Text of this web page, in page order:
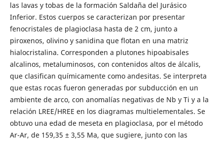
las lavas y tobas de la formación Saldaña del Jurásico
Inferior. Estos cuerpos se caracterizan por presentar
fenocristales de plagioclasa hasta de 2 cm, junto a
piroxenos, olivino y sanidina que flotan en una matriz
hialocristalina. Corresponden a plutones hipoabisales
alcalinos, metaluminosos, con contenidos altos de álcalis,
que clasifican químicamente como andesitas. Se interpreta
que estas rocas fueron generadas por subducción en un
ambiente de arco, con anomalías negativas de Nb y Ti y a la
relación LREE/HREE en los diagramas multielementales. Se
obtuvo una edad de meseta en plagioclasa, por el método
Ar-Ar, de 159,35 ± 3,55 Ma, que sugiere, junto con las